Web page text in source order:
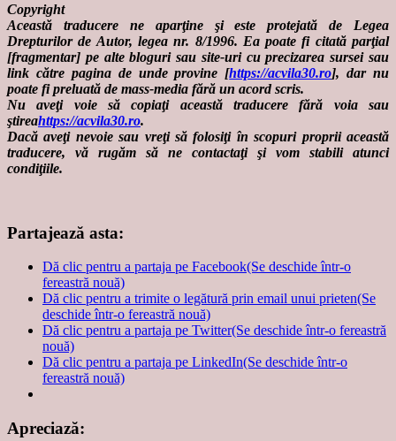
Copyright
Această traducere ne aparţine şi este protejată de Legea
Drepturilor de Autor, legea nr. 8/1996. Ea poate fi citată parţial
[fragmentar] pe alte bloguri sau site-uri cu precizarea sursei sau
link către pagina de unde provine [https://acvila30.ro], dar nu
poate fi preluată de mass-media fără un acord scris.
Nu aveţi voie să copiaţi această traducere fără voia sau
ştireahttps://acvila30.ro.
Dacă aveţi nevoie sau vreţi să folosiţi în scopuri proprii această
traducere, vă rugăm să ne contactaţi şi vom stabili atunci
condiţiile.
Partajează asta:
Dă clic pentru a partaja pe Facebook(Se deschide într-o
fereastră nouă)
Dă clic pentru a trimite o legătură prin email unui prieten(Se
deschide într-o fereastră nouă)
Dă clic pentru a partaja pe Twitter(Se deschide într-o fereastră
nouă)
Dă clic pentru a partaja pe LinkedIn(Se deschide într-o
fereastră nouă)
Apreciază: